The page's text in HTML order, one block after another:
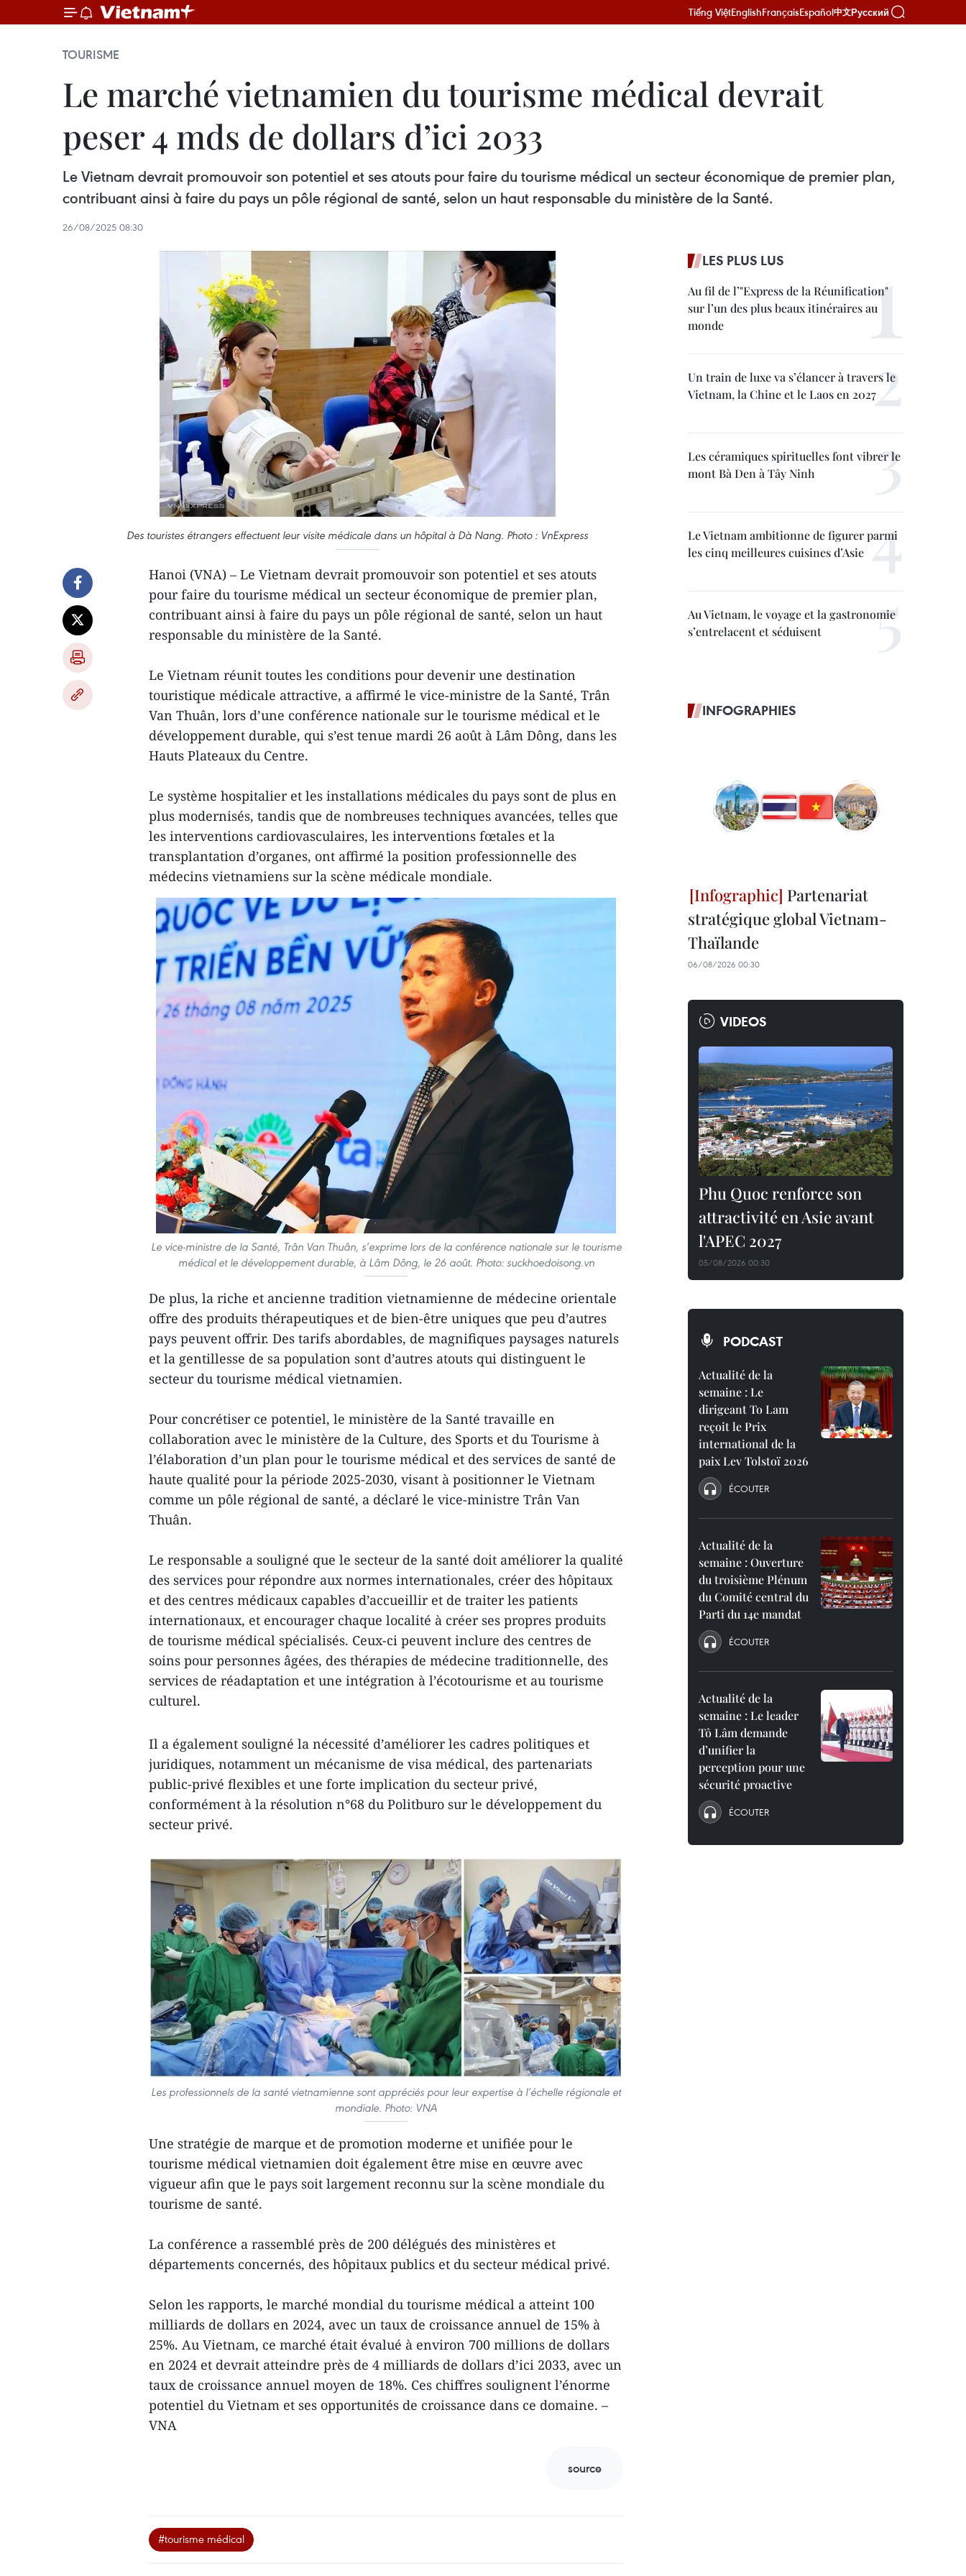
Tiếng ViệtEnglishFrançaisEspañol中文Русский
TOURISME
Le marché vietnamien du tourisme médical devrait
peser 4 mds de dollars d’ici 2033
Le Vietnam devrait promouvoir son potentiel et ses atouts pour faire du tourisme médical un secteur économique de premier plan,
contribuant ainsi à faire du pays un pôle régional de santé, selon un haut responsable du ministère de la Santé.
26/08/2025 08:30
Des touristes étrangers effectuent leur visite médicale dans un hôpital à Dà Nang. Photo : VnExpress
Hanoi (VNA) – Le Vietnam devrait promouvoir son potentiel et ses atouts
pour faire du tourisme médical un secteur économique de premier plan,
contribuant ainsi à faire du pays un pôle régional de santé, selon un haut
responsable du ministère de la Santé.
Le Vietnam réunit toutes les conditions pour devenir une destination
touristique médicale attractive, a affirmé le vice-ministre de la Santé, Trân
Van Thuân, lors d’une conférence nationale sur le tourisme médical et le
développement durable, qui s’est tenue mardi 26 août à Lâm Dông, dans les
Hauts Plateaux du Centre.
Le système hospitalier et les installations médicales du pays sont de plus en
plus modernisés, tandis que de nombreuses techniques avancées, telles que
les interventions cardiovasculaires, les interventions fœtales et la
transplantation d’organes, ont affirmé la position professionnelle des
médecins vietnamiens sur la scène médicale mondiale.
Le vice-ministre de la Santé, Trân Van Thuân, s’exprime lors de la conférence nationale sur le tourisme
médical et le développement durable, à Lâm Dông, le 26 août. Photo: suckhoedoisong.vn
De plus, la riche et ancienne tradition vietnamienne de médecine orientale
offre des produits thérapeutiques et de bien-être uniques que peu d’autres
pays peuvent offrir. Des tarifs abordables, de magnifiques paysages naturels
et la gentillesse de sa population sont d’autres atouts qui distinguent le
secteur du tourisme médical vietnamien.
Pour concrétiser ce potentiel, le ministère de la Santé travaille en
collaboration avec le ministère de la Culture, des Sports et du Tourisme à
l’élaboration d’un plan pour le tourisme médical et des services de santé de
haute qualité pour la période 2025-2030, visant à positionner le Vietnam
comme un pôle régional de santé, a déclaré le vice-ministre Trân Van
Thuân.
Le responsable a souligné que le secteur de la santé doit améliorer la qualité
des services pour répondre aux normes internationales, créer des hôpitaux
et des centres médicaux capables d’accueillir et de traiter les patients
internationaux, et encourager chaque localité à créer ses propres produits
de tourisme médical spécialisés. Ceux-ci peuvent inclure des centres de
soins pour personnes âgées, des thérapies de médecine traditionnelle, des
services de réadaptation et une intégration à l’écotourisme et au tourisme
culturel.
Il a également souligné la nécessité d’améliorer les cadres politiques et
juridiques, notamment un mécanisme de visa médical, des partenariats
public-privé flexibles et une forte implication du secteur privé,
conformément à la résolution n°68 du Politburo sur le développement du
secteur privé.
Les professionnels de la santé vietnamienne sont appréciés pour leur expertise à l’échelle régionale et
mondiale. Photo: VNA
Une stratégie de marque et de promotion moderne et unifiée pour le
tourisme médical vietnamien doit également être mise en œuvre avec
vigueur afin que le pays soit largement reconnu sur la scène mondiale du
tourisme de santé.
La conférence a rassemblé près de 200 délégués des ministères et
départements concernés, des hôpitaux publics et du secteur médical privé.
Selon les rapports, le marché mondial du tourisme médical a atteint 100
milliards de dollars en 2024, avec un taux de croissance annuel de 15% à
25%. Au Vietnam, ce marché était évalué à environ 700 millions de dollars
en 2024 et devrait atteindre près de 4 milliards de dollars d’ici 2033, avec un
taux de croissance annuel moyen de 18%. Ces chiffres soulignent l’énorme
potentiel du Vietnam et ses opportunités de croissance dans ce domaine. –
VNA
source
#tourisme médical
LES PLUS LUS
Au fil de l’"Express de la Réunification"
sur l’un des plus beaux itinéraires au
monde
Un train de luxe va s’élancer à travers le
Vietnam, la Chine et le Laos en 2027
Les céramiques spirituelles font vibrer le
mont Bà Den à Tây Ninh
Le Vietnam ambitionne de figurer parmi
les cinq meilleures cuisines d’Asie
Au Vietnam, le voyage et la gastronomie
s’entrelacent et séduisent
INFOGRAPHIES
Partenariat
stratégique global Vietnam-
Thaïlande
06/08/2026 00:30
VIDEOS
Phu Quoc renforce son
attractivité en Asie avant
l'APEC 2027
05/08/2026 00:30
PODCAST
Actualité de la
semaine : Le
dirigeant To Lam
reçoit le Prix
international de la
paix Lev Tolstoï 2026
ÉCOUTER
Actualité de la
semaine : Ouverture
du troisième Plénum
du Comité central du
Parti du 14e mandat
ÉCOUTER
Actualité de la
semaine : Le leader
Tô Lâm demande
d’unifier la
perception pour une
sécurité proactive
ÉCOUTER